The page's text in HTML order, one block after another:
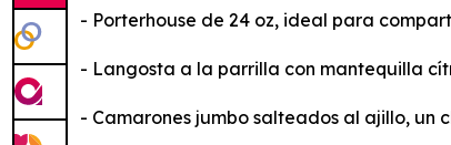
- Porterhouse de 24 oz, ideal para
- Langosta a la parrilla con mantequilla
- Camarones jumbo salteados al ajillo, un